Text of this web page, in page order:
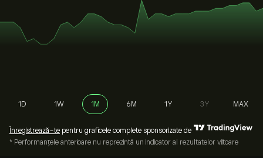
1D 1W 1M 6M 1Y 3Y MAX
Înregistrează-te pentru graficele complete sponsorizate de
* Performanțele anterioare nu reprezintă un indicator al rezultatelor viitoare